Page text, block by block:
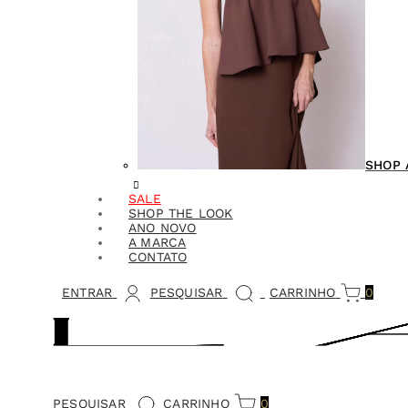
SHOP
SALE
SHOP THE LOOK
ANO NOVO
A MARCA
CONTATO
ENTRAR PESQUISAR CARRINHO 0
PESQUISAR CARRINHO 0